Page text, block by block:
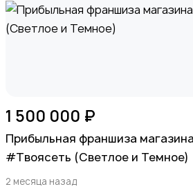
Хобби и развлечения
1 500 000 ₽
Прибыльная франшиза
#Твоясеть (Светлое и Темное)
2 месяца назад